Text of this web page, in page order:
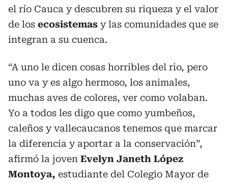
el río Cauca y descubren su riqueza y el valor
de los ecosistemas y las comunidades que se
integran a su cuenca.
“A uno le dicen cosas horribles del rio, pero
uno va y es algo hermoso, los animales,
muchas aves de colores, ver como volaban.
Yo a todos les digo que como yumbeños,
caleños y vallecaucanos tenemos que marcar
la diferencia y aportar a la conservación”,
afirmó la joven Evelyn Janeth López
Montoya, estudiante del Colegio Mayor de